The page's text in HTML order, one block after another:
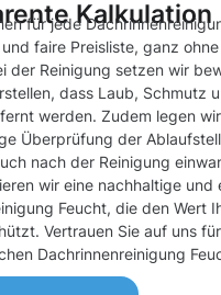
Kalkulation
für jede
faire Preisliste, ganz
der Reinigung setzen wir
dass Laub, Schmutz
werden. Zudem legen
Überprüfung der
nach der Reinigung
wir eine nachhaltige und
Feucht, die den Wert
Vertrauen Sie auf uns
Dachrinnenreinigung